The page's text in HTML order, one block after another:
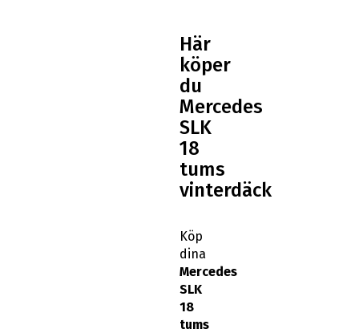
Här
köper
du
Mercedes
SLK
18
tums
vinterdäck
Köp
dina
Mercedes
SLK
18
tums